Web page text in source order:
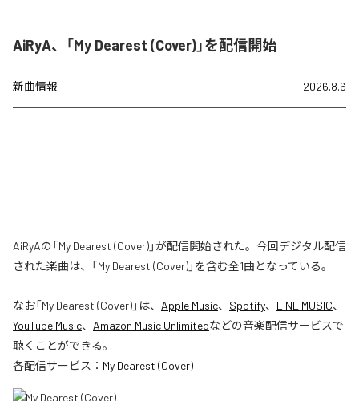
AiRyA、「My Dearest (Cover)」を配信開始
新曲情報 2026.8.6
AiRyAの「My Dearest (Cover)」が配信開始された。今回デジタル配信
された楽曲は、「My Dearest (Cover)」を含む全1曲となっている。
なお「My Dearest (Cover)」は、 Apple Music、 Spotify、 LINE MUSIC、
YouTube Music、 Amazon Music Unlimitedなどの音楽配信サービスで
聴くことができる。
各配信サービス： My Dearest (Cover)